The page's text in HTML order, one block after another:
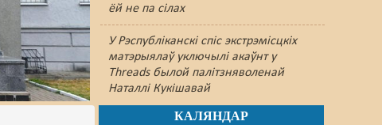
ёй не па сілах
У Рэспубліканскі спіс экстрэмісцкіх
матэрыялаў уключылі акаўнт у
Threads былой палітзняволенай
Наталлі Кукішавай
КАЛЯНДАР